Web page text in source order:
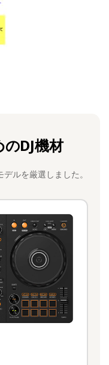
DJ機材
ルを厳選しました。